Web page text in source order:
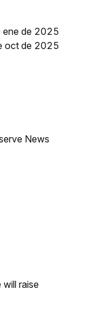
de 2025
oct de 2025
News
raise